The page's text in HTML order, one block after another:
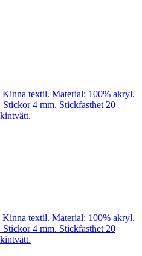
textil. Material: 100% akryl.
4 mm. Stickfasthet 20
textil. Material: 100% akryl.
4 mm. Stickfasthet 20